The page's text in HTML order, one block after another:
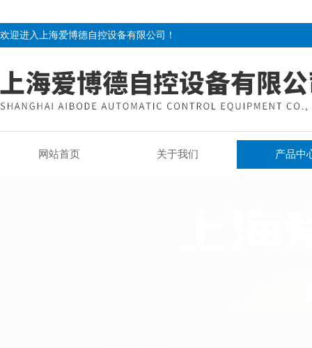
欢迎进入上海爱博德自控设备有限公司！
网站首页 关于我们 产品中